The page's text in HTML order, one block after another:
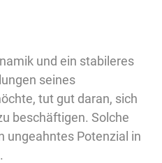
und ein stabileres
seines
tut gut daran, sich
beschäftigen. Solche
ungeahntes Potenzial in